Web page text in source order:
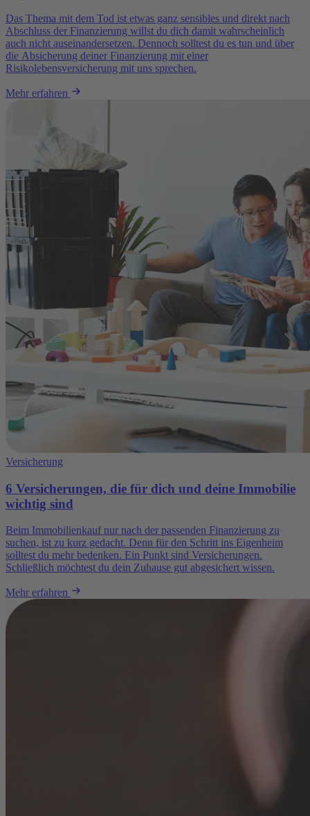
Das Thema mit dem Tod ist etwas ganz sensibles und direkt nach
Abschluss der Finanzierung willst du dich damit wahrscheinlich
auch nicht auseinandersetzen. Dennoch solltest du es tun und über
die Absicherung deiner Finanzierung mit einer
Risikolebensversicherung mit uns sprechen.
Mehr erfahren
Versicherung
6 Versicherungen, die für dich und deine Immobilie
wichtig sind
Beim Immobilienkauf nur nach der passenden Finanzierung zu
suchen, ist zu kurz gedacht. Denn für den Schritt ins Eigenheim
solltest du mehr bedenken. Ein Punkt sind Versicherungen.
Schließlich möchtest du dein Zuhause gut abgesichert wissen.
Mehr erfahren